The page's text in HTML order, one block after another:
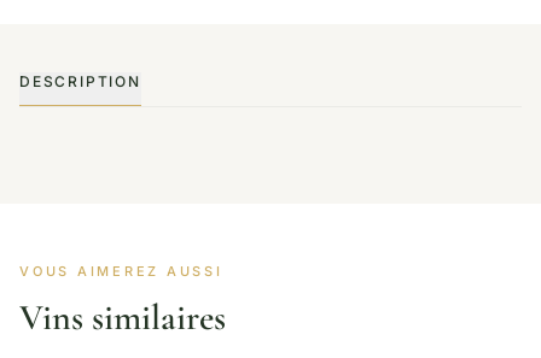
DESCRIPTION
VOUS AIMEREZ AUSSI
Vins similaires